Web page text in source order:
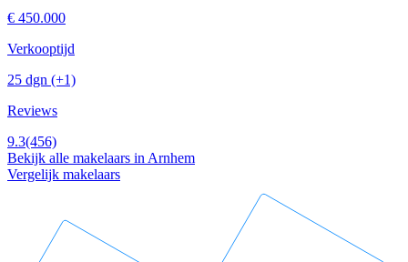
€ 450.000
Verkooptijd
25 dgn (+1)
Reviews
9.3(456)
Bekijk alle makelaars in Arnhem
Vergelijk makelaars